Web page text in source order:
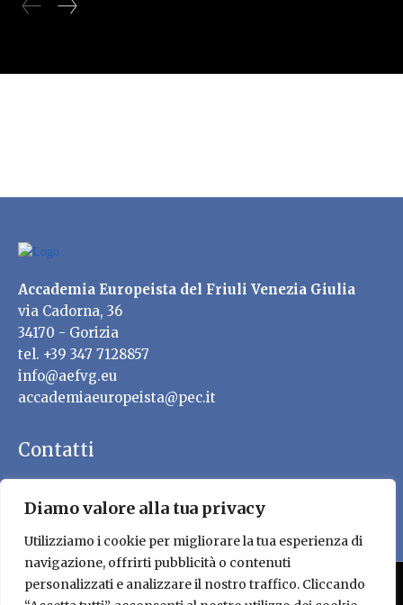
Diamo valore alla tua privacy
Utilizziamo i cookie per migliorare la tua esperienza di
navigazione, offrirti pubblicità o contenuti
personalizzati e analizzare il nostro traffico. Cliccando
Accademia Europeista del Friuli Venezia Giulia
via Cadorna, 36
34170 - Gorizia
tel. +39 347 7128857
info@aefvg.eu
accademiaeuropeista@pec.it
Contatti